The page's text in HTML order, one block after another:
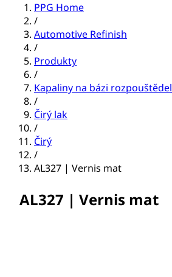
PPG Home
/
Automotive Refinish
/
Produkty
/
Kapaliny na bázi rozpouštědel
/
Čirý lak
/
Čirý
/
AL327 | Vernis mat
AL327 | Vernis mat